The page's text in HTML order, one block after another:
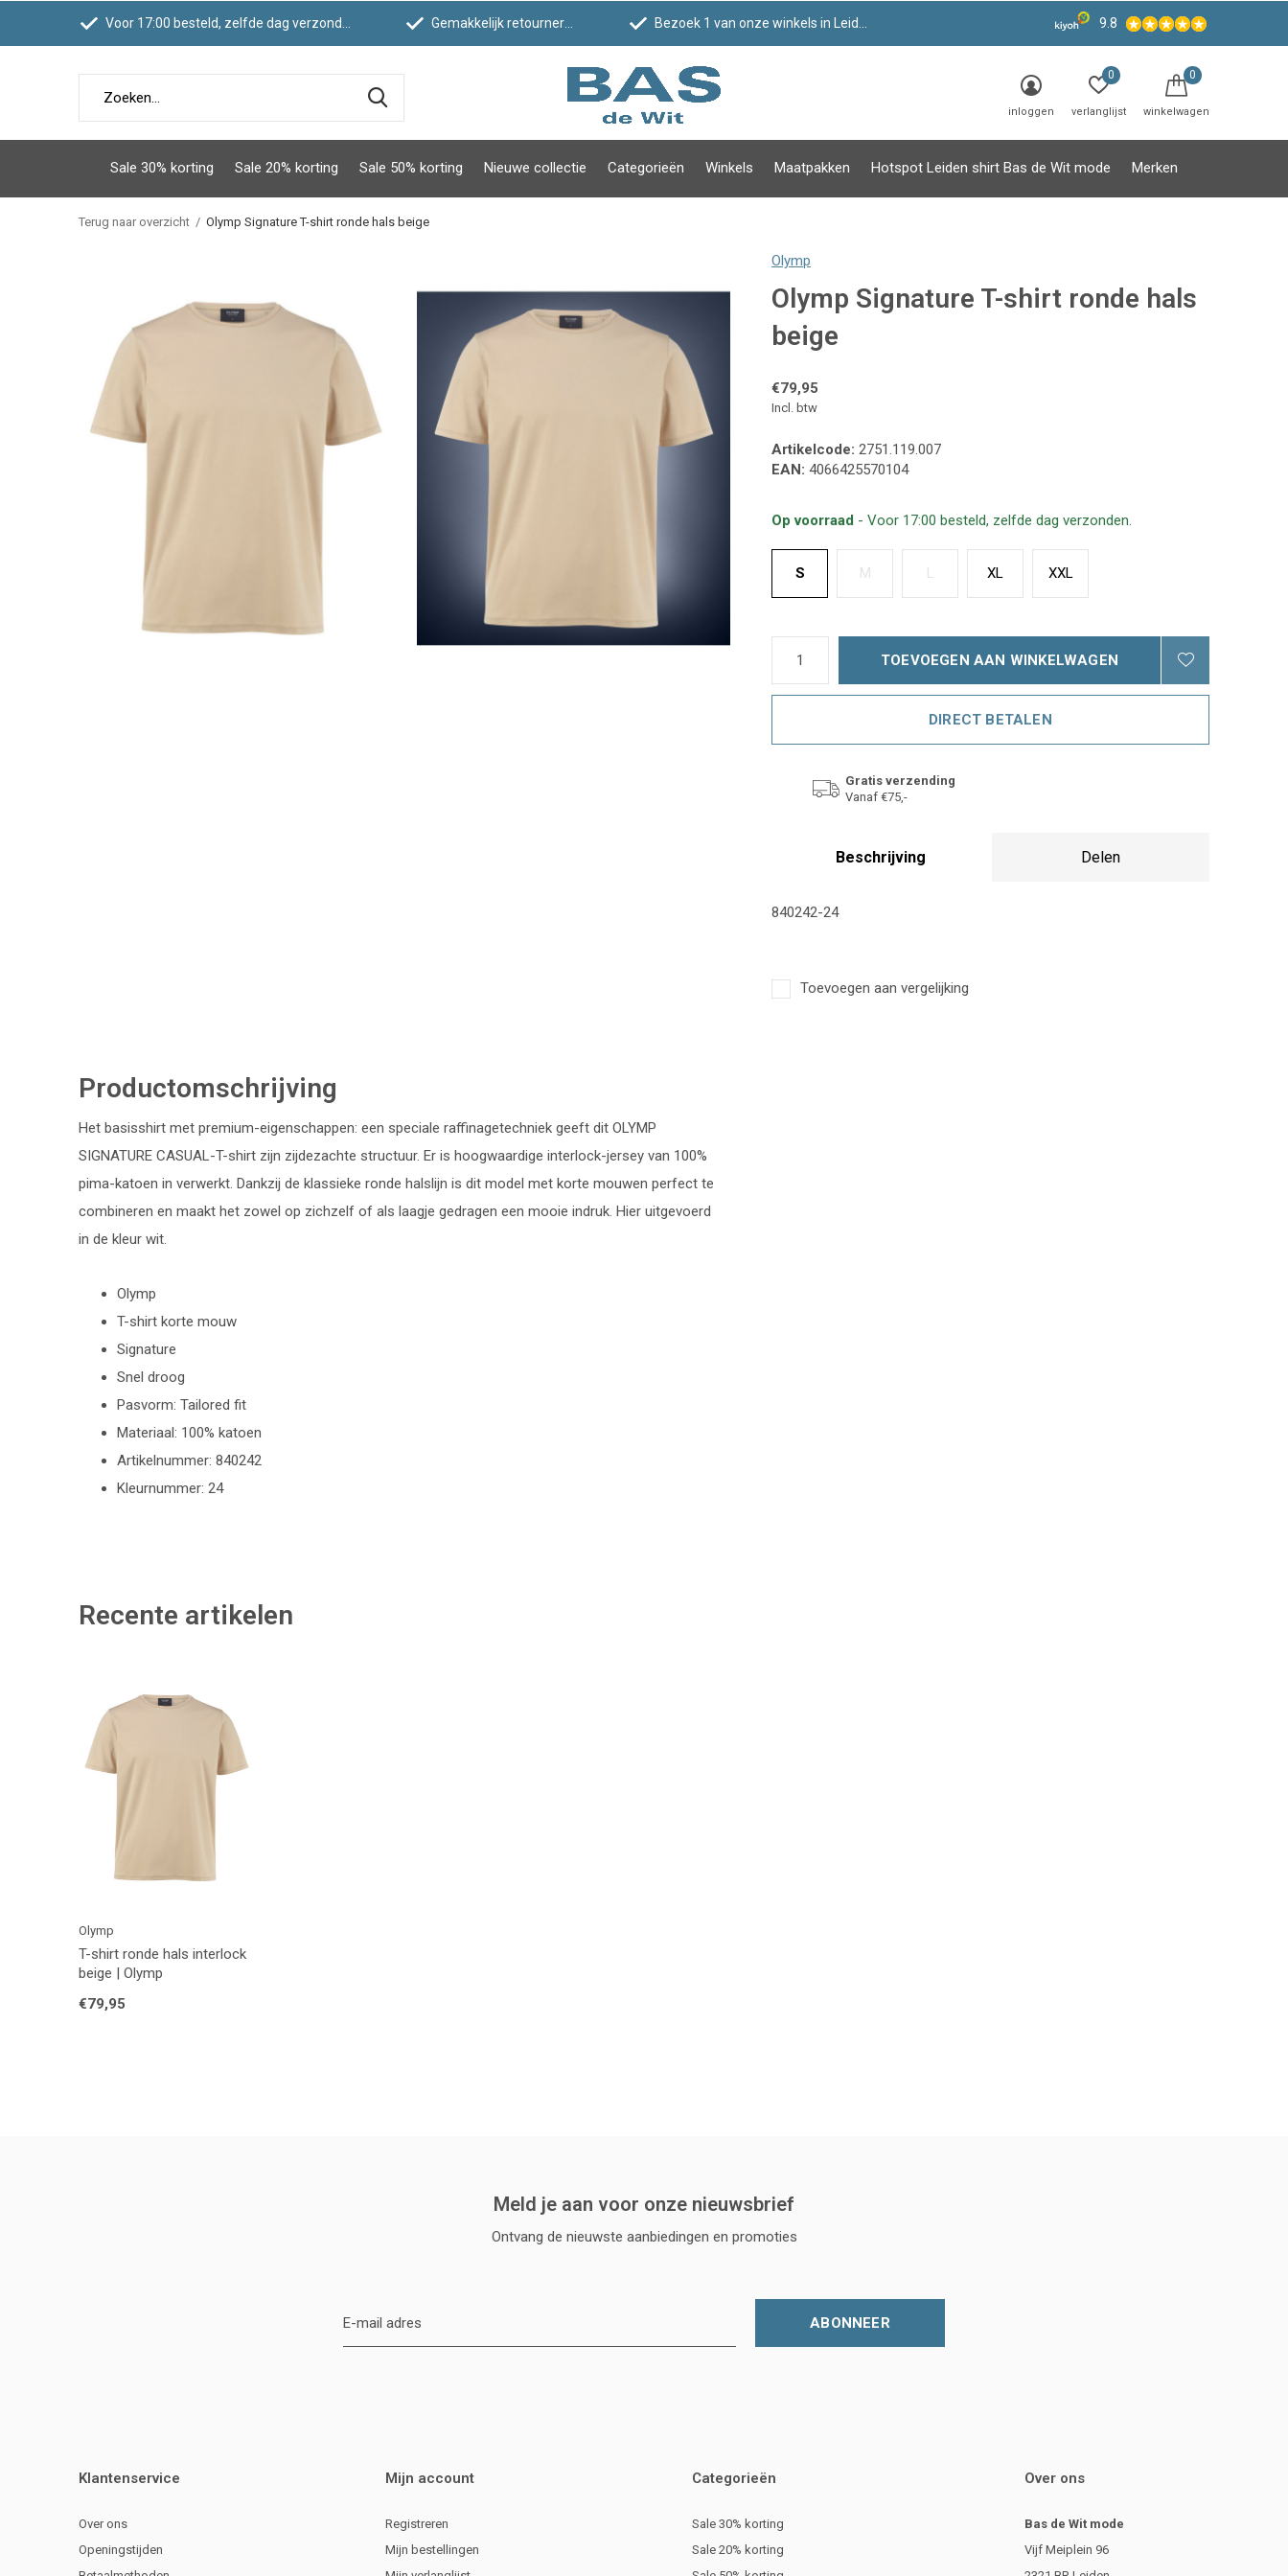
Sale 30% korting Sale 20% korting Sale 50% korting Nieuwe collectie Categorieën Winkels Maatpakken Hotspot Leiden shirt Bas de Wit mode Merken
inloggen verlanglijst
0
winkelwagen
0
Voor 17:00 besteld, zelfde dag verzonden Gemakkelijk retourneren Bezoek 1 van onze winkels in Leiden! 9.8
Terug naar overzicht Olymp Signature T-shirt ronde hals beige
Olymp
Olymp Signature T-shirt ronde hals
beige
€79,95
Incl. btw
Artikelcode: 2751.119.007
EAN: 4066425570104
Op voorraad - Voor 17:00 besteld, zelfde dag verzonden.
S M L XL XXL
TOEVOEGEN AAN WINKELWAGEN
DIRECT BETALEN
Gratis verzending
Vanaf €75,-
Beschrijving Delen
840242-24
Toevoegen aan vergelijking
Productomschrijving
Het basisshirt met premium-eigenschappen: een speciale raffinagetechniek geeft dit OLYMP
SIGNATURE CASUAL-T-shirt zijn zijdezachte structuur. Er is hoogwaardige interlock-jersey van 100%
pima-katoen in verwerkt. Dankzij de klassieke ronde halslijn is dit model met korte mouwen perfect te
combineren en maakt het zowel op zichzelf of als laagje gedragen een mooie indruk. Hier uitgevoerd
in de kleur wit.
Olymp
T-shirt korte mouw
Signature
Snel droog
Pasvorm: Tailored fit
Materiaal: 100% katoen
Artikelnummer: 840242
Kleurnummer: 24
Recente artikelen
Olymp
T-shirt ronde hals interlock
beige | Olymp
€79,95
Meld je aan voor onze nieuwsbrief
Ontvang de nieuwste aanbiedingen en promoties
ABONNEER
Klantenservice
Over ons
Openingstijden
Mijn account
Registreren
Mijn bestellingen
Categorieën
Sale 30% korting
Sale 20% korting
Over ons
Bas de Wit mode
Vijf Meiplein 96